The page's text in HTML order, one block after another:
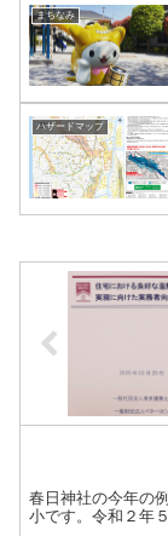
まちなみ
ハザードマップ
春日神社の今年の
小です。令和２年